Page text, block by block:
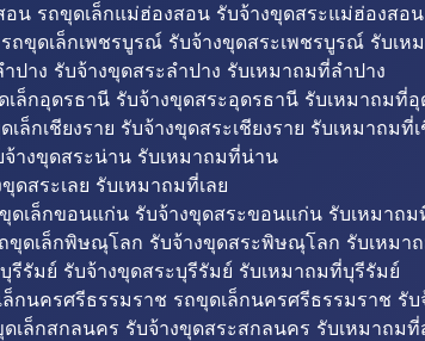
น รถขุดเล็กแม่ฮ่องสอน รับจ้างขุดสระแม่ฮ่องสอ
ขุดเล็กเพชรบูรณ์ รับจ้างขุดสระเพชรบูรณ์ รับเ
ปาง รับจ้างขุดสระลำปาง รับเหมาถมที่ลำปาง
ล็กอุดรธานี รับจ้างขุดสระอุดรธานี รับเหมาถมที่
ล็กเชียงราย รับจ้างขุดสระเชียงราย รับเหมาถมที่
างขุดสระน่าน รับเหมาถมที่น่าน
ดสระเลย รับเหมาถมที่เลย
เล็กขอนแก่น รับจ้างขุดสระขอนแก่น รับเหมาถ
ดเล็กพิษณุโลก รับจ้างขุดสระพิษณุโลก รับเหม
รีรัมย์ รับจ้างขุดสระบุรีรัมย์ รับเหมาถมที่บุรีรัมย์
กนครศรีธรรมราช รถขุดเล็กนครศรีธรรมราช
เล็กสกลนคร รับจ้างขุดสระสกลนคร รับเหมาถม